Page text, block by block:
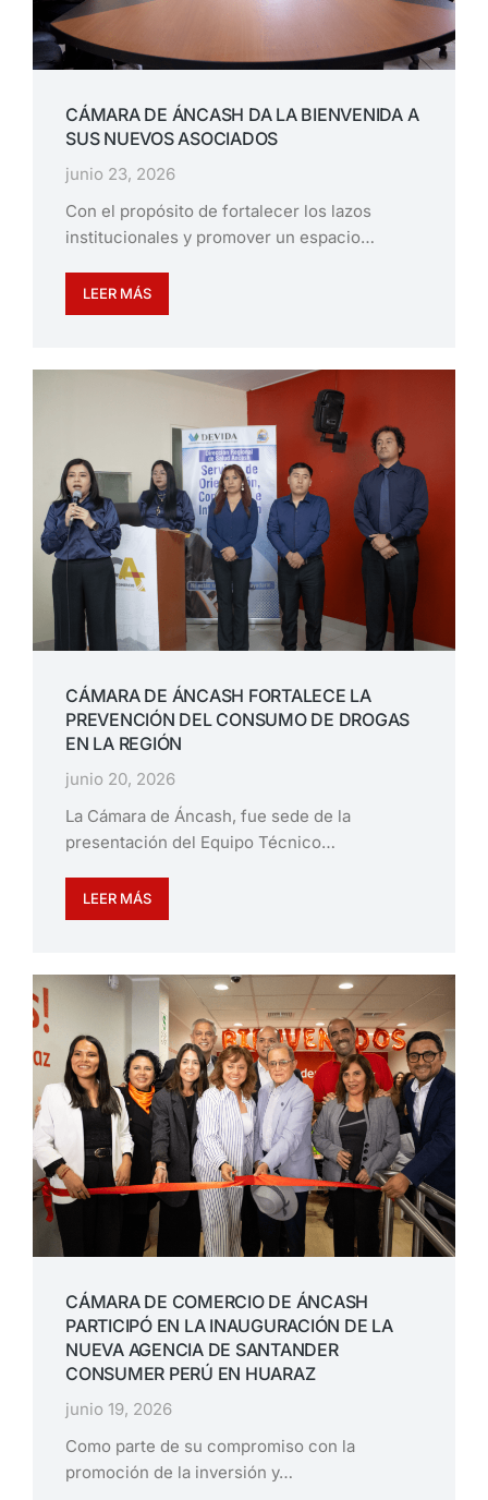
CÁMARA DE ÁNCASH DA LA BIENVENIDA A
SUS NUEVOS ASOCIADOS
junio 23, 2026
Con el propósito de fortalecer los lazos
institucionales y promover un espacio…
LEER MÁS
CÁMARA DE ÁNCASH FORTALECE LA
PREVENCIÓN DEL CONSUMO DE DROGAS
EN LA REGIÓN
junio 20, 2026
La Cámara de Áncash, fue sede de la
presentación del Equipo Técnico…
LEER MÁS
CÁMARA DE COMERCIO DE ÁNCASH
PARTICIPÓ EN LA INAUGURACIÓN DE LA
NUEVA AGENCIA DE SANTANDER
CONSUMER PERÚ EN HUARAZ
junio 19, 2026
Como parte de su compromiso con la
promoción de la inversión y…